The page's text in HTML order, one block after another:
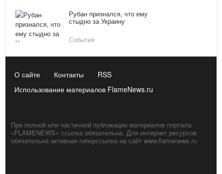
Рубан признался, что ему
стыдно за Украину
События
О сайте Контакты
RSS
Использование материалов FlameNews.ru
При полной или частичной публикации материалов портала
«FLAMENEWS» ссылка обязательна. Для интернет ресурсов
обязательна активная гиперссылка на сайт www.flamenews.ru